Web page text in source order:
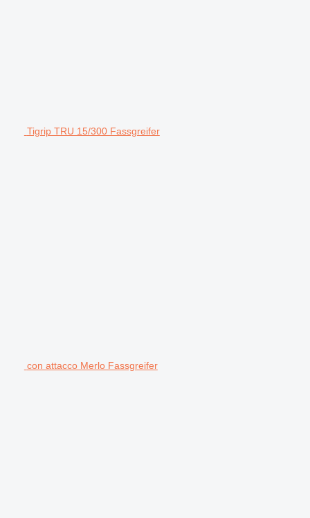
Tigrip TRU 15/300 Fassgreifer
con attacco Merlo Fassgreifer